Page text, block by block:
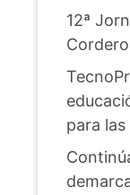
12ª
para